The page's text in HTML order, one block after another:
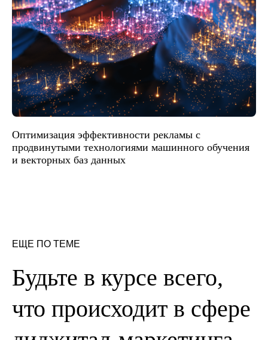
Оптимизация эффективности рекламы с
продвинутыми технологиями машинного обучения
и векторных баз данных
ЕЩЕ ПО ТЕМЕ
Будьте в курсе всего,
что происходит в сфере